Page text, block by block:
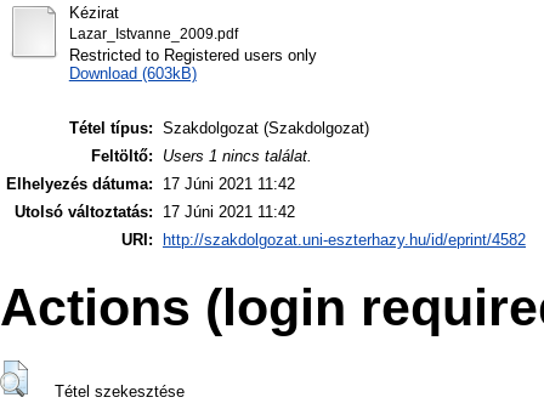
Kézirat
Lazar_Istvanne_2009.pdf
Restricted to Registered users only
Download (603kB)
Tétel típus: Szakdolgozat (Szakdolgozat)
Feltöltő:
Users 1 nincs találat.
Elhelyezés dátuma:
17 Júni 2021 11:42
Utolsó változtatás:
17 Júni 2021 11:42
URI:
http://szakdolgozat.uni-eszterhazy.hu/id/eprint/4582
Actions (login
Tétel szekesztése